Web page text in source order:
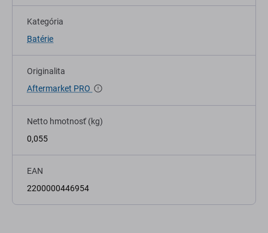
Kategória
Batérie
Originalita
Aftermarket PRO
Netto hmotnosť (kg)
0,055
EAN
2200000446954